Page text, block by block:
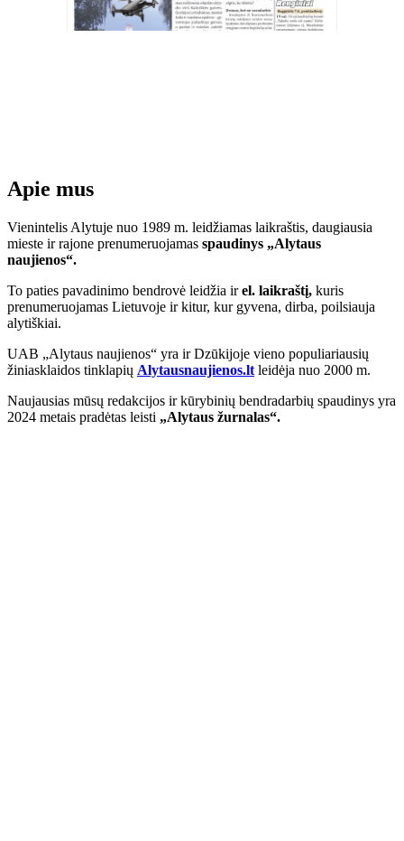
Apie mus
Vienintelis Alytuje nuo 1989 m. leidžiamas laikraštis, daugiausia
mieste ir rajone prenumeruojamas spaudinys „Alytaus
naujienos“.
To paties pavadinimo bendrovė leidžia irel. laikraštį, kuris
prenumeruojamas Lietuvoje ir kitur, kur gyvena, dirba, poilsiauja
alytiškiai.
UAB „Alytaus naujienos“ yra ir Dzūkijoje vieno populiariausių
žiniasklaidos tinklapių Alytausnaujienos.lt leidėja nuo 2000 m.
Naujausias mūsų redakcijos ir kūrybinių bendradarbių spaudinys yra
2024 metais pradėtas leisti „Alytaus žurnalas“.